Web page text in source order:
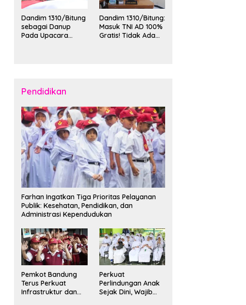
Dandim 1310/Bitung
sebagai Danup
Pada Upacara
Talaud dan Sangihe
Dandim 1310/Bitung:
Masuk TNI AD 100%
Gratis! Tidak Ada
Pendidikan
Farhan Ingatkan Tiga Prioritas Pelayanan
Publik: Kesehatan, Pendidikan, dan
Administrasi Kependudukan
Pemkot Bandung
Terus Perkuat
Infrastruktur dan
Perkuat
Perlindungan Anak
Sejak Dini, Wajib